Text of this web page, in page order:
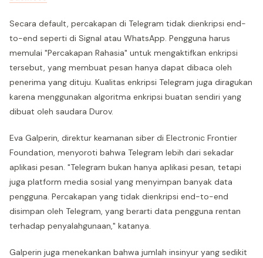
Secara default, percakapan di Telegram tidak dienkripsi end-
to-end seperti di Signal atau WhatsApp. Pengguna harus
memulai "Percakapan Rahasia" untuk mengaktifkan enkripsi
tersebut, yang membuat pesan hanya dapat dibaca oleh
penerima yang dituju. Kualitas enkripsi Telegram juga diragukan
karena menggunakan algoritma enkripsi buatan sendiri yang
dibuat oleh saudara Durov.
Eva Galperin, direktur keamanan siber di Electronic Frontier
Foundation, menyoroti bahwa Telegram lebih dari sekadar
aplikasi pesan. "Telegram bukan hanya aplikasi pesan, tetapi
juga platform media sosial yang menyimpan banyak data
pengguna. Percakapan yang tidak dienkripsi end-to-end
disimpan oleh Telegram, yang berarti data pengguna rentan
terhadap penyalahgunaan," katanya.
Galperin juga menekankan bahwa jumlah insinyur yang sedikit